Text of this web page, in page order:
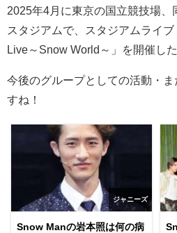
2025年4月に東京の国立競技場、
スタジアムで、スタジアムライブ
Live～ Snow World ～」を開催した
今後のグループとしての活動・
すね！
ジャニーズ
Snow Manの岩本照は何の病